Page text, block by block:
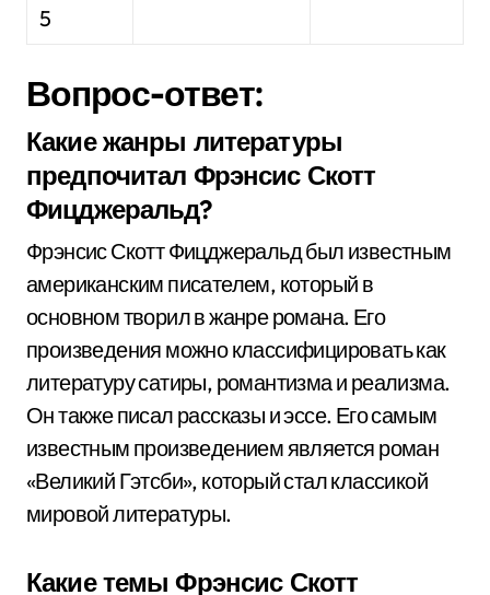
5
Вопрос-ответ:
Какие жанры литературы
предпочитал Фрэнсис Скотт
Фицджеральд?
Фрэнсис Скотт Фицджеральд был известным
американским писателем, который в
основном творил в жанре романа. Его
произведения можно классифицировать как
литературу сатиры, романтизма и реализма.
Он также писал рассказы и эссе. Его самым
известным произведением является роман
«Великий Гэтсби», который стал классикой
мировой литературы.
Какие темы Фрэнсис Скотт